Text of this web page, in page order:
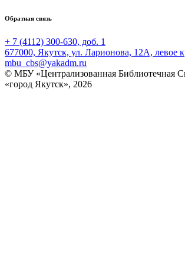
Обратная связь
+ 7 (4112) 300-630, доб. 1
677000, Якутск, ул. Ларионова, 12А, левое
mbu_cbs@yakadm.ru
© МБУ «Централизованная Библиотечная
«город Якутск», 2026